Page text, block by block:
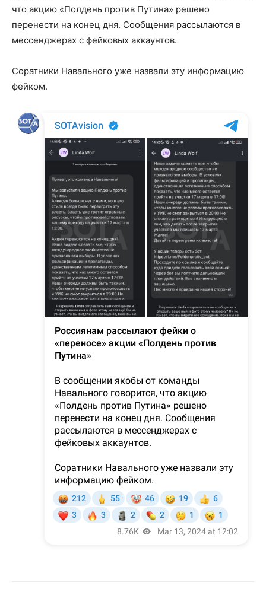
что акцию «Полдень против Путина» решено
перенести на конец дня. Сообщения рассылаются в
мессенджерах с фейковых аккаунтов.
Соратники Навального уже назвали эту информацию
фейком.